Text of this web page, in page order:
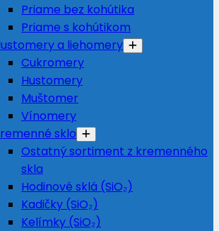
Priame bez kohútika
Priame s kohútikom
a liehomery
Cukromery
Hustomery
Muštomer
Vínomery
sklo
Ostatný sortiment z kremenného
skla
Hodinové sklá (SiO₂)
Kadičky (SiO₂)
Kelímky (SiO₂)